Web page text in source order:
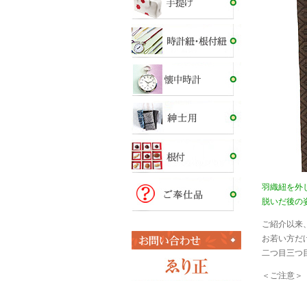
羽織紐を外
脱いだ後の
ご紹介以来
お若い方だ
二つ目三つ
＜ご注意＞